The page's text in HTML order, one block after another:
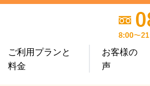
ご利用プランと
料金
お客様の
声